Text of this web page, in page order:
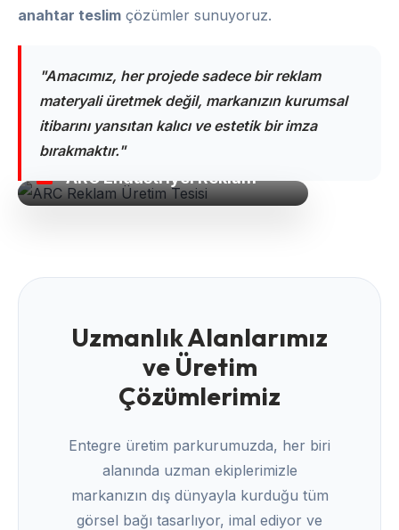
anahtar teslim çözümler sunuyoruz.
"Amacımız, her projede sadece bir reklam
materyali üretmek değil, markanızın kurumsal
itibarını yansıtan kalıcı ve estetik bir imza
bırakmaktır."
ARC Endüstriyel Reklam
Uzmanlık Alanlarımız
ve Üretim
Çözümlerimiz
Entegre üretim parkurumuzda, her biri
alanında uzman ekiplerimizle
markanızın dış dünyayla kurduğu tüm
görsel bağı tasarlıyor, imal ediyor ve